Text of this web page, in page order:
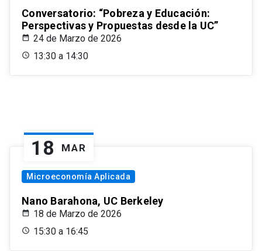
Conversatorio: “Pobreza y Educación:
Perspectivas y Propuestas desde la UC”
24 de Marzo de 2026
13:30 a 14:30
18 MAR
Microeconomía Aplicada
Nano Barahona, UC Berkeley
18 de Marzo de 2026
15:30 a 16:45